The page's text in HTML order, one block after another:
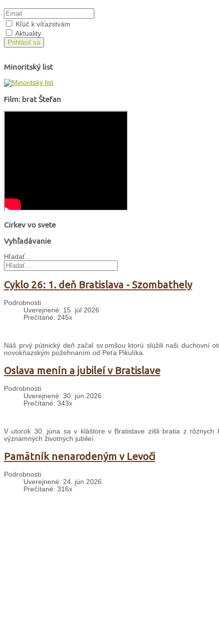
Kľúč k víťazstvám
Aktuality
Prihlásiť sa
Minoritský list
Film: brat Štefan
Cirkev vo svete
Vyhľadávanie
Hľadať...
Cyklo 26: 1. deň Bratislava - Szombathely
Podrobnosti
Uverejnené: 15. júl 2026
Prečítané: 245x
Náš prvý pútnický deň začal sv.omšou ktorú slúžili naši duchovní
novokňazským požehnaním od Peťa Pikulíka.
Oslava menín a jubileí v Bratislave
Podrobnosti
Uverejnené: 30. jún 2026
Prečítané: 343x
V utorok 30. júna sa v kláštore v Bratislave zišli bratia z rôznych
významných životných jubileí.
Pamätník nenarodeným v Levoči
Podrobnosti
Uverejnené: 24. jún 2026
Prečítané: 316x